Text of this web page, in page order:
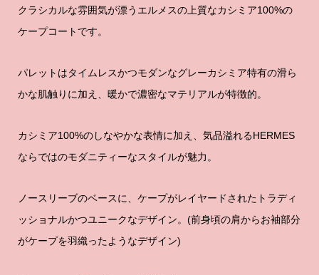
クラシカルな雰囲気が漂うエルメスの上質なカシミア100%の
ケープコートです。
パレットはタイムレスかつモダンなグレーカシミア特有の滑ら
かな肌触りに加え、暖かで濃密なマテリアルが特徴的。
カシミア100%のしなやかな表情に加え、気品溢れるHERMES
ならではのモダニティーなスタイルが魅力。
ノースリーブのベースに、ケープがレイヤードされたトラディ
ッショナルかつユニークなデザイン。(前身頃の肩からお袖部分
がケープを羽織ったようなデザイン)